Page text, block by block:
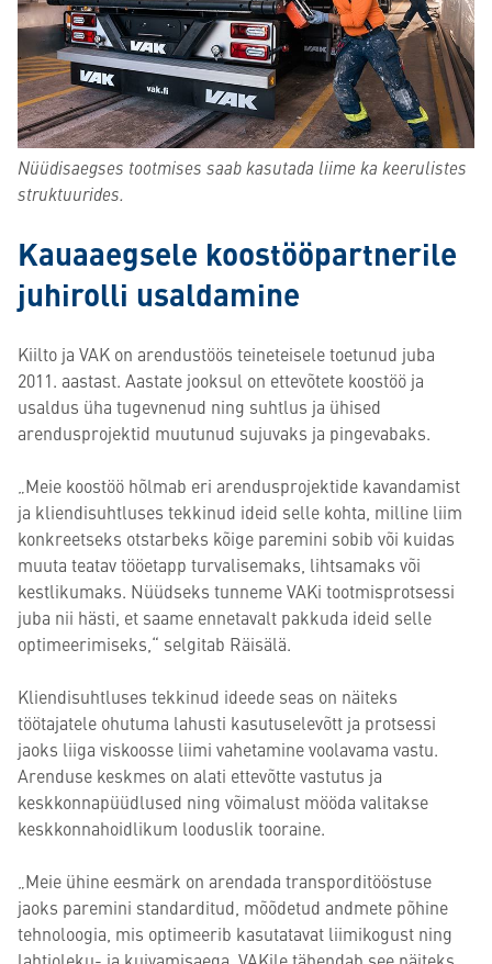
Nüüdisaegses tootmises saab kasutada liime ka keerulistes
struktuurides.
Kauaaegsele koostööpartnerile
juhirolli usaldamine
Kiilto ja VAK on arendustöös teineteisele toetunud juba
2011. aastast. Aastate jooksul on ettevõtete koostöö ja
usaldus üha tugevnenud ning suhtlus ja ühised
arendusprojektid muutunud sujuvaks ja pingevabaks.
„Meie koostöö hõlmab eri arendusprojektide kavandamist
ja kliendisuhtluses tekkinud ideid selle kohta, milline liim
konkreetseks otstarbeks kõige paremini sobib või kuidas
muuta teatav tööetapp turvalisemaks, lihtsamaks või
kestlikumaks. Nüüdseks tunneme VAKi tootmisprotsessi
juba nii hästi, et saame ennetavalt pakkuda ideid selle
optimeerimiseks,“ selgitab Räisälä.
Kliendisuhtluses tekkinud ideede seas on näiteks
töötajatele ohutuma lahusti kasutuselevõtt ja protsessi
jaoks liiga viskoosse liimi vahetamine voolavama vastu.
Arenduse keskmes on alati ettevõtte vastutus ja
keskkonnapüüdlused ning võimalust mööda valitakse
keskkonnahoidlikum looduslik tooraine.
„Meie ühine eesmärk on arendada transporditööstuse
jaoks paremini standarditud, mõõdetud andmete põhine
tehnoloogia, mis optimeerib kasutatavat liimikogust ning